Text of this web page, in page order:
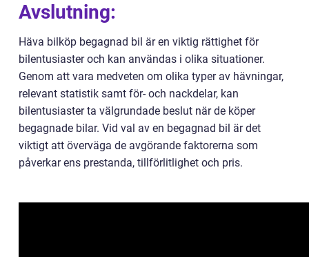
Avslutning:
Häva bilköp begagnad bil är en viktig rättighet för
bilentusiaster och kan användas i olika situationer.
Genom att vara medveten om olika typer av hävningar,
relevant statistik samt för- och nackdelar, kan
bilentusiaster ta välgrundade beslut när de köper
begagnade bilar. Vid val av en begagnad bil är det
viktigt att överväga de avgörande faktorerna som
påverkar ens prestanda, tillförlitlighet och pris.